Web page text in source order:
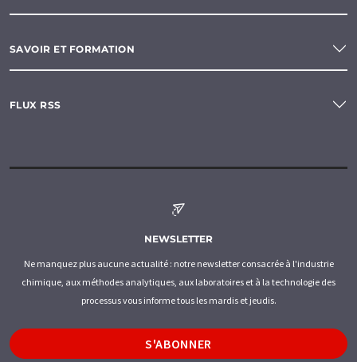
SAVOIR ET FORMATION
FLUX RSS
NEWSLETTER
Ne manquez plus aucune actualité : notre newsletter consacrée à l'industrie
chimique, aux méthodes analytiques, aux laboratoires et à la technologie des
processus vous informe tous les mardis et jeudis.
S'ABONNER